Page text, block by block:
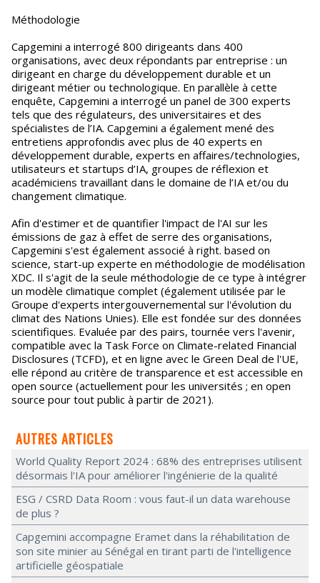
Méthodologie
Capgemini a interrogé 800 dirigeants dans 400
organisations, avec deux répondants par entreprise : un
dirigeant en charge du développement durable et un
dirigeant métier ou technologique. En parallèle à cette
enquête, Capgemini a interrogé un panel de 300 experts
tels que des régulateurs, des universitaires et des
spécialistes de l’IA. Capgemini a également mené des
entretiens approfondis avec plus de 40 experts en
développement durable, experts en affaires/technologies,
utilisateurs et startups d’IA, groupes de réflexion et
académiciens travaillant dans le domaine de l’IA et/ou du
changement climatique.
Afin d'estimer et de quantifier l'impact de l'AI sur les
émissions de gaz à effet de serre des organisations,
Capgemini s'est également associé à right. based on
science, start-up experte en méthodologie de modélisation
XDC. Il s'agit de la seule méthodologie de ce type à intégrer
un modèle climatique complet (également utilisée par le
Groupe d'experts intergouvernemental sur l'évolution du
climat des Nations Unies). Elle est fondée sur des données
scientifiques. Evaluée par des pairs, tournée vers l'avenir,
compatible avec la Task Force on Climate-related Financial
Disclosures (TCFD), et en ligne avec le Green Deal de l'UE,
elle répond au critère de transparence et est accessible en
open source (actuellement pour les universités ; en open
source pour tout public à partir de 2021).
AUTRES ARTICLES
World Quality Report 2024 : 68% des entreprises utilisent
désormais l'IA pour améliorer l'ingénierie de la qualité
ESG / CSRD Data Room : vous faut-il un data warehouse
de plus ?
Capgemini accompagne Eramet dans la réhabilitation de
son site minier au Sénégal en tirant parti de l'intelligence
artificielle géospatiale